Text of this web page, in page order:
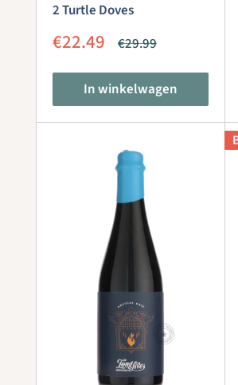
2 Turtle Doves
Aanbiedingsprijs
€22.49 Normale
€29.99
In winkelwagen